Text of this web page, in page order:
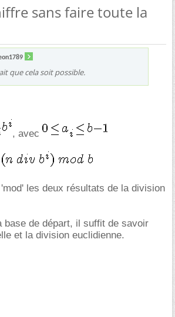
sans faire toute la
que cela soit possible.
, avec
les deux résultats de la division
base de départ, il suffit de savoir
et la division euclidienne.